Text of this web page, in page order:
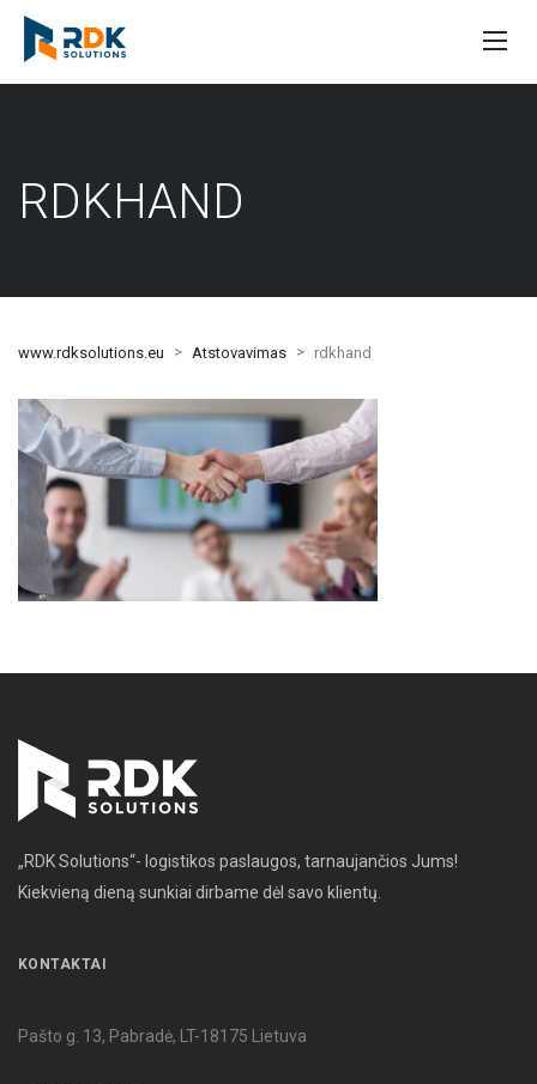
RDKHAND
www.rdksolutions.eu > Atstovavimas > rdkhand
„RDK Solutions“- logistikos paslaugos, tarnaujančios Jums!
Kiekvieną dieną sunkiai dirbame dėl savo klientų.
KONTAKTAI
Pašto g. 13, Pabradė, LT-18175 Lietuva